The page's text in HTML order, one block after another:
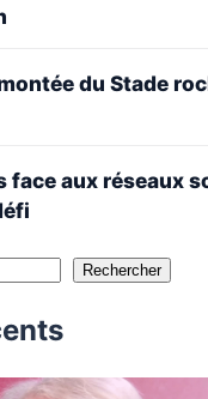
du Stade
face aux réseaux
Rechercher